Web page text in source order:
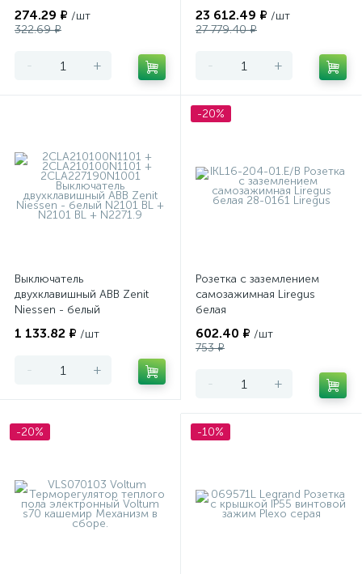
274.29 ₽ /шт
322.69 ₽
- +
программируемый Merten
23 612.49 ₽ /шт
27 779.40 ₽
- +
Выключатель
двухклавишный ABB Zenit
Niessen - белый
1 133.82 ₽ /шт
- +
-20%
Розетка с заземлением
самозажимная Liregus
белая
602.40 ₽ /шт
753 ₽
- +
-20% -10%